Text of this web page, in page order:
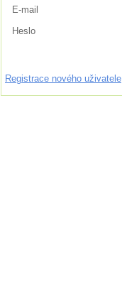
E-mail
Heslo
Registrace nového uživatele